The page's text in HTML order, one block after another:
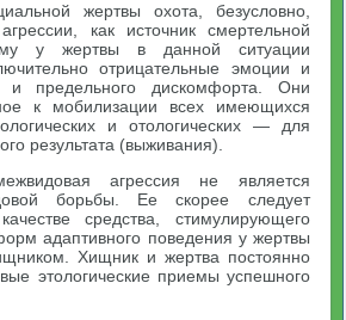
жертвы охота, безусловно,
как источник смертельной
у жертвы в данной ситуации
отрицательные эмоции и
и предельного дискомфорта. Они
к мобилизации всех имеющихся
и отологических — для
результата (выживания).
агрессия не является
борьбы. Ее скорее следует
средства, стимулирующего
адаптивного поведения у жертвы
Хищник и жертва постоянно
этологические приемы успешного